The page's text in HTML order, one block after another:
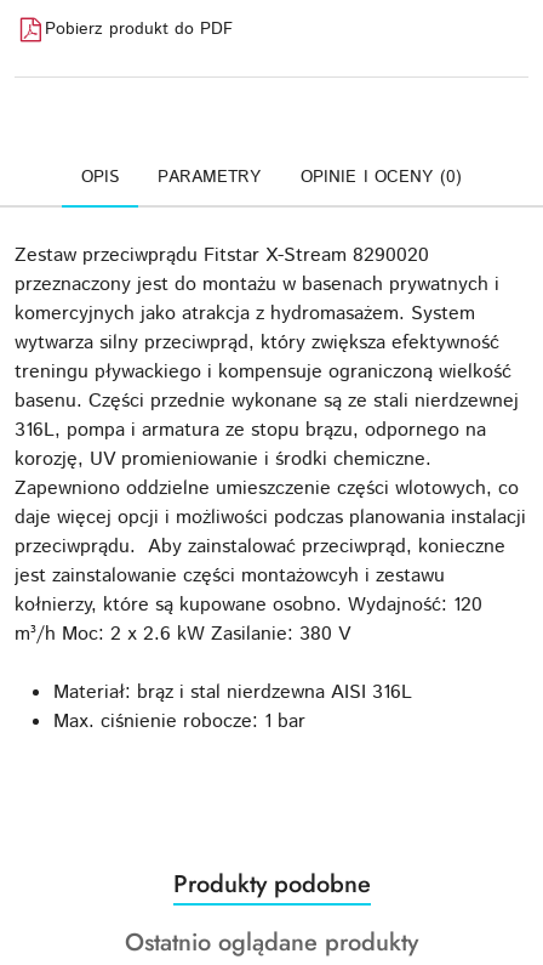
Pobierz produkt do PDF
OPIS PARAMETRY OPINIE I OCENY (0)
Zestaw przeciwprądu Fitstar X-Stream 8290020
przeznaczony jest do montażu w basenach prywatnych i
komercyjnych jako atrakcja z hydromasażem. System
wytwarza silny przeciwprąd, który zwiększa efektywność
treningu pływackiego i kompensuje ograniczoną wielkość
basenu. Części przednie wykonane są ze stali nierdzewnej
316L, pompa i armatura ze stopu brązu, odpornego na
korozję, UV promieniowanie i środki chemiczne.
Zapewniono oddzielne umieszczenie części wlotowych, co
daje więcej opcji i możliwości podczas planowania instalacji
przeciwprądu. Aby zainstalować przeciwprąd, konieczne
jest zainstalowanie części montażowcyh i zestawu
kołnierzy, które są kupowane osobno. Wydajność: 120
m³/h Moc: 2 x 2.6 kW Zasilanie: 380 V
Materiał: brąz i stal nierdzewna AISI 316L
Max. ciśnienie robocze: 1 bar
Pomiń karuzelę produktów
Produkty
o
statusie:
Produkty podobne
Produkty
Ostatnio oglądane produkty